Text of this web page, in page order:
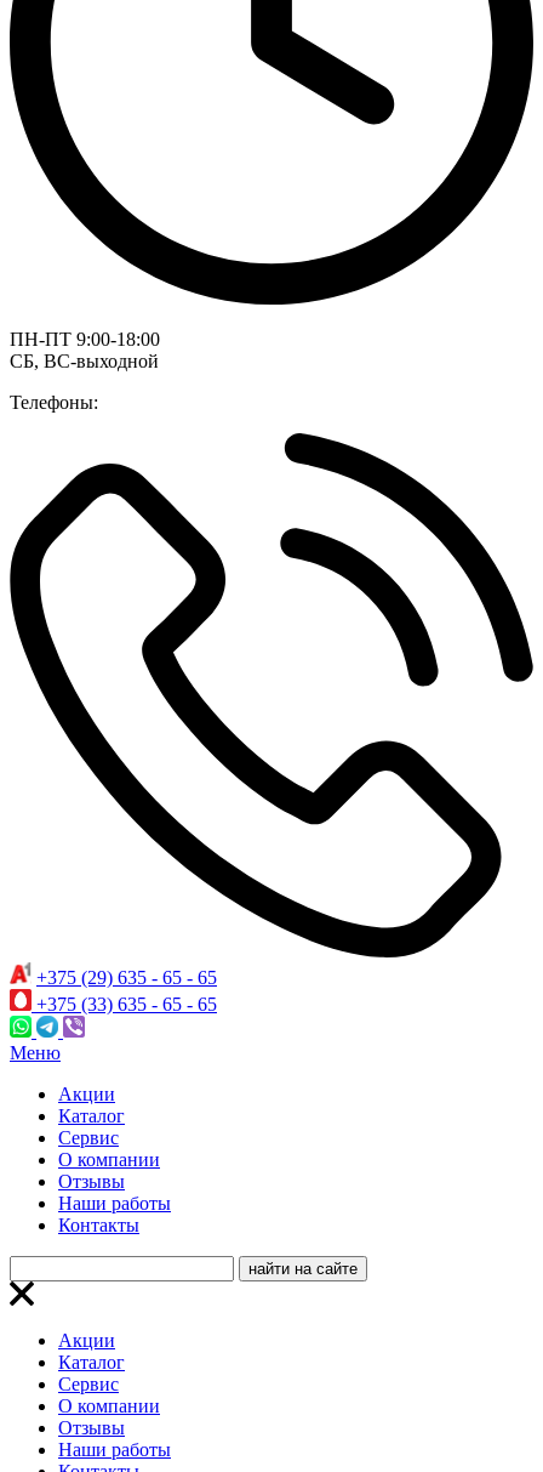
ПН-ПТ 9:00-18:00
СБ, ВС-выходной
Телефоны:
+375 (29) 635 - 65 - 65
+375 (33) 635 - 65 - 65
Меню
Акции
Каталог
Сервис
О компании
Отзывы
Наши работы
Контакты
Акции
Каталог
Сервис
О компании
Отзывы
Наши работы